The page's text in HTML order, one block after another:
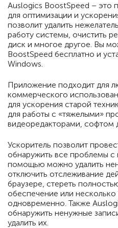
Auslogics BoostSpeed – это
для оптимизации и
позволит удалить
работу системы, очистить
диск и многое другое. Вы
BoostSpeed бесплатно и
Windows.
Приложение подходит для
коммерческого
для ускорения старой
для работы с «тяжелыми»
видеоредакторами, софтом
Ускоритель позволит
обнаружить все проблемы
помощью можно удалить
отключить отслеживание
браузере, стереть
обеспечение или
одновременно. Также
обнаружить ненужные
удалить их.